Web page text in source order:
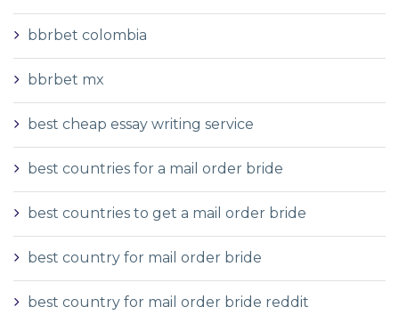
bbrbet colombia
bbrbet mx
best cheap essay writing service
best countries for a mail order bride
best countries to get a mail order bride
best country for mail order bride
best country for mail order bride reddit